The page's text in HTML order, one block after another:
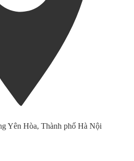
Yên Hòa, Thành phố Hà Nội